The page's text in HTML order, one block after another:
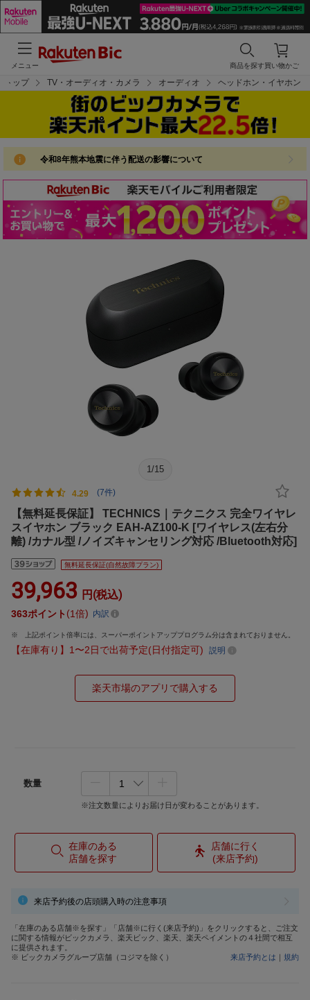
買い物かご
商品を探す
メニュー
トップ TV・オーディオ・カメラ オーディオ ヘッドホン・イヤホン
令和8年熊本地震に伴う配送の影響について
1 /15
4.29 (7件)
【無料延長保証】 TECHNICS｜テクニクス 完全ワイヤレ
スイヤホン ブラック EAH-AZ100-K [ワイヤレス(左右分
離) /カナル型 /ノイズキャンセリング対応 /Bluetooth対応]
無料延長保証(自然故障プラン)
39,963 円(税込)
363ポイント 1倍 内訳
上記ポイント倍率には、スーパーポイントアッププログラム分は含まれておりません。
【在庫有り】1〜2日で出荷予定(日付指定可) 説明
楽天市場のアプリで購入する
数量
※注文数量によりお届け日が変わることがあります。
在庫のある
店舗を探す
店舗に行く
(来店予約)
来店予約後の店頭購入時の注意事項
「在庫のある店舗※を探す」「店舗※に行く(来店予約)」をクリックすると、ご注文
に関する情報がビックカメラ、楽天ビック、楽天、楽天ペイメントの４社間で相互
に提供されます。
※ ビックカメラグループ店舗（コジマを除く）
来店予約とは 規約